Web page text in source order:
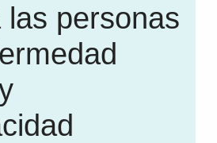
las personas